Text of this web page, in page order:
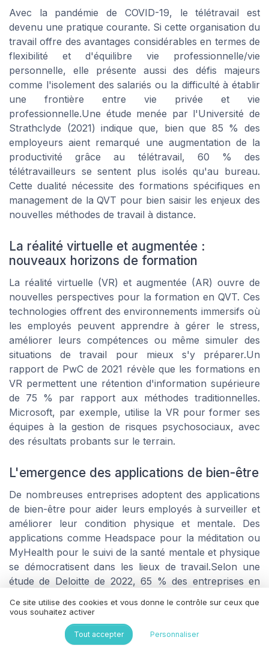
Avec la pandémie de COVID-19, le télétravail est
devenu une pratique courante. Si cette organisation du
travail offre des avantages considérables en termes de
flexibilité et d'équilibre vie professionnelle/vie
personnelle, elle présente aussi des défis majeurs
comme l'isolement des salariés ou la difficulté à établir
une frontière entre vie privée et vie
professionnelle.Une étude menée par l'Université de
Strathclyde (2021) indique que, bien que 85 % des
employeurs aient remarqué une augmentation de la
productivité grâce au télétravail, 60 % des
télétravailleurs se sentent plus isolés qu'au bureau.
Cette dualité nécessite des formations spécifiques en
management de la QVT pour bien saisir les enjeux des
nouvelles méthodes de travail à distance.
La réalité virtuelle et augmentée :
nouveaux horizons de formation
La réalité virtuelle (VR) et augmentée (AR) ouvre de
nouvelles perspectives pour la formation en QVT. Ces
technologies offrent des environnements immersifs où
les employés peuvent apprendre à gérer le stress,
améliorer leurs compétences ou même simuler des
situations de travail pour mieux s'y préparer.Un
rapport de PwC de 2021 révèle que les formations en
VR permettent une rétention d'information supérieure
de 75 % par rapport aux méthodes traditionnelles.
Microsoft, par exemple, utilise la VR pour former ses
équipes à la gestion de risques psychosociaux, avec
des résultats probants sur le terrain.
L'emergence des applications de bien-être
De nombreuses entreprises adoptent des applications
de bien-être pour aider leurs employés à surveiller et
améliorer leur condition physique et mentale. Des
applications comme Headspace pour la méditation ou
MyHealth pour le suivi de la santé mentale et physique
se démocratisent dans les lieux de travail.Selon une
étude de Deloitte de 2022, 65 % des entreprises en
être dans leur stratégie QVT. « Ces outils permettent
de détecter rapidement les signaux de malaise et d'agir
en conséquence », explique Julie Martin, directrice
Ce site utilise des cookies et vous donne le contrôle sur ceux que
vous souhaitez activer
Tout accepter Personnaliser